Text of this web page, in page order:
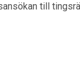
till